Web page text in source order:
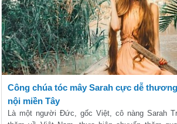
Công chúa tóc mây Sarah cực dễ
nội miền Tây
Là một người Đức, gốc Việt, cô nàng Sarah